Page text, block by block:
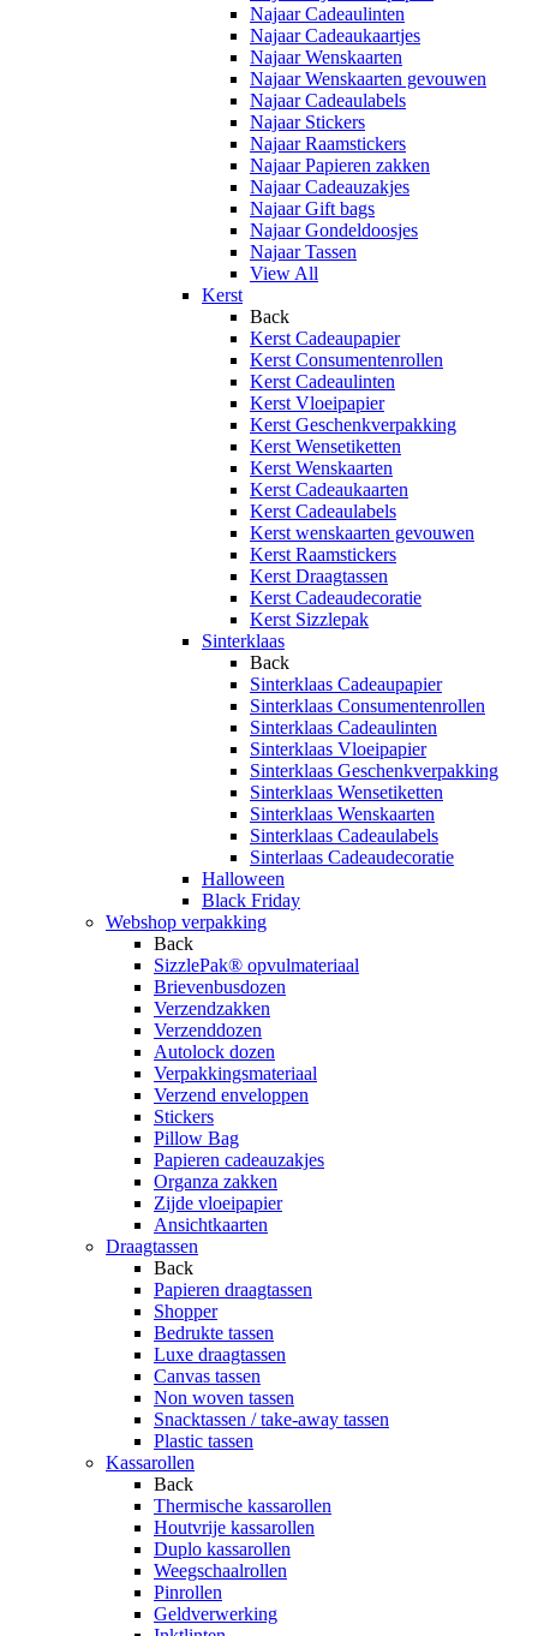
Najaar Cadeaulinten
Najaar Cadeaukaartjes
Najaar Wenskaarten
Najaar Wenskaarten gevouwen
Najaar Cadeaulabels
Najaar Stickers
Najaar Raamstickers
Najaar Papieren zakken
Najaar Cadeauzakjes
Najaar Gift bags
Najaar Gondeldoosjes
Najaar Tassen
View All
Kerst
Back
Kerst Cadeaupapier
Kerst Consumentenrollen
Kerst Cadeaulinten
Kerst Vloeipapier
Kerst Geschenkverpakking
Kerst Wensetiketten
Kerst Wenskaarten
Kerst Cadeaukaarten
Kerst Cadeaulabels
Kerst wenskaarten gevouwen
Kerst Raamstickers
Kerst Draagtassen
Kerst Cadeaudecoratie
Kerst Sizzlepak
Sinterklaas
Back
Sinterklaas Cadeaupapier
Sinterklaas Consumentenrollen
Sinterklaas Cadeaulinten
Sinterklaas Vloeipapier
Sinterklaas Geschenkverpakking
Sinterklaas Wensetiketten
Sinterklaas Wenskaarten
Sinterklaas Cadeaulabels
Sinterlaas Cadeaudecoratie
Halloween
Black Friday
Webshop verpakking
Back
SizzlePak® opvulmateriaal
Brievenbusdozen
Verzendzakken
Verzenddozen
Autolock dozen
Verpakkingsmateriaal
Verzend enveloppen
Stickers
Pillow Bag
Papieren cadeauzakjes
Organza zakken
Zijde vloeipapier
Ansichtkaarten
Draagtassen
Back
Papieren draagtassen
Shopper
Bedrukte tassen
Luxe draagtassen
Canvas tassen
Non woven tassen
Snacktassen / take-away tassen
Plastic tassen
Kassarollen
Back
Thermische kassarollen
Houtvrije kassarollen
Duplo kassarollen
Weegschaalrollen
Pinrollen
Geldverwerking